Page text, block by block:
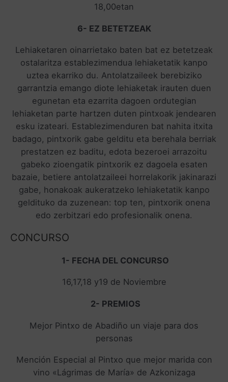
18,00etan
6- EZ BETETZEAK
Lehiaketaren oinarrietako baten bat ez betetzeak
ostalaritza establezimendua lehiaketatik kanpo
uztea ekarriko du. Antolatzaileek berebiziko
garrantzia emango diote lehiaketak irauten duen
egunetan eta ezarrita dagoen ordutegian
lehiaketan parte hartzen duten pintxoak jendearen
esku izateari. Establezimenduren bat nahita itxita
badago, pintxorik gabe gelditu eta berehala berriak
prestatzen ez baditu, edota bezeroei arrazoitu
gabeko zioengatik pintxorik ez dagoela esaten
bazaie, betiere antolatzaileei horrelakorik jakinarazi
gabe, honakoak aukeratzeko lehiaketatik kanpo
geldituko da zuzenean: top ten, pintxorik onena
edo zerbitzari edo profesionalik onena.
CONCURSO
1- FECHA DEL CONCURSO
16,17,18 y19 de Noviembre
2- PREMIOS
Mejor Pintxo de Abadiño un viaje para dos
personas
Mención Especial al Pintxo que mejor marida con
vino «Lágrimas de María» de Azkonizaga